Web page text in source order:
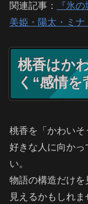
関連記事：
『氷
美姫・陽太・ミ
桃香はか
く“感情
桃香を「かわいそ
好きな人に向か
い。
物語の構造だけを
見えるかもしれま